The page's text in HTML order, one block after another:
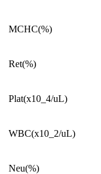
MCHC(%)
Ret(%)
Plat(x10_4/uL)
WBC(x10_2/uL)
Neu(%)